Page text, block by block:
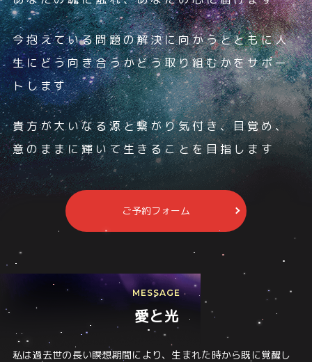
今抱えている問題の解決に向かうとともに人
生にどう向き合うかどう取り組むかをサポー
トします
貴方が大いなる源と繋がり気付き、目覚め、
意のままに輝いて生きることを目指します
ご予約フォーム
MESSAGE
愛と光
私は過去世の長い瞑想期間により、生まれた時から既に覚醒し